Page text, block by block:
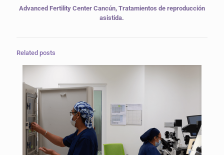
Advanced Fertility Center Cancún, Tratamientos de reproducción
asistida.
Related posts